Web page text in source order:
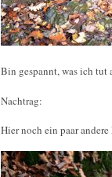
Bin gespannt, was ich tut
Nachtrag:
Hier noch ein paar